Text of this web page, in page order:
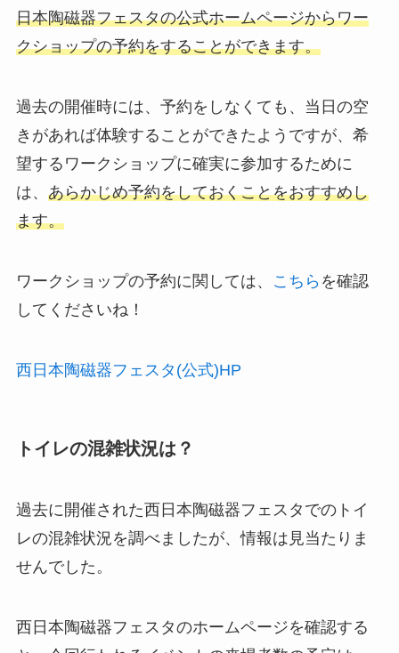
日本陶磁器フェスタの公式ホームページからワー
クショップの予約をすることができます。
過去の開催時には、予約をしなくても、当日の空
きがあれば体験することができたようですが、希
望するワークショップに確実に参加するために
は、 あらかじめ予約をしておくことをおすすめし
ます。
ワークショップの予約に関しては、 こちら を確認
してくださいね！
西日本陶磁器フェスタ(公式)HP
トイレの混雑状況は？
過去に開催された西日本陶磁器フェスタでのトイ
レの混雑状況を調べましたが、情報は見当たりま
せんでした。
西日本陶磁器フェスタのホームページを確認する